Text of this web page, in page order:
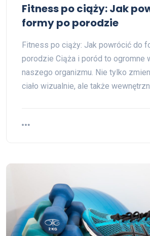
Fitness po ciąży: Jak
formy po porodzie
Fitness po ciąży: Jak powrócić do
porodzie Ciąża i poród to ogromne
naszego organizmu. Nie tylko
ciało wizualnie, ale także